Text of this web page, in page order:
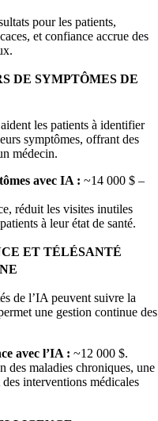
pour les patients,
et confiance accrue des
DE SYMPTÔMES DE
les patients à identifier
symptômes, offrant des
médecin.
avec IA : ~14 000 $ –
réduit les visites inutiles
à leur état de santé.
ET TÉLÉSANTÉ
de l’IA peuvent suivre la
une gestion continue des
avec l’IA : ~12000 $.
des maladies chroniques, une
interventions médicales